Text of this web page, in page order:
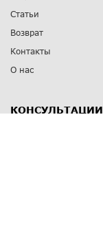
Статьи
Возврат
Контакты
О нас
КОНСУЛЬТАЦИИ